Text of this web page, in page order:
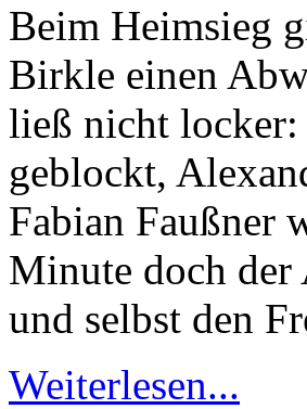
Beim Heimsieg
Birkle einen
ließ nicht locker:
geblockt,
Fabian Faußner
Minute doch der
und selbst den
Weiterlesen...